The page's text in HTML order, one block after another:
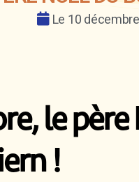
Le 10
le
!